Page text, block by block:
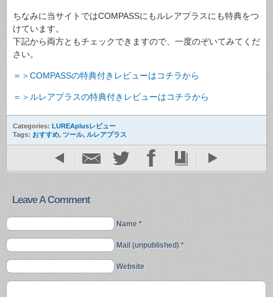
ちなみに当サイトではCOMPASSにもルレアプラスにも特典をつ
けています。
下記から両方ともチェックできますので、一度のぞいてみてくだ
さい。
＝＞COMPASSの特典付きレビューはコチラから
＝＞ ルレアプラスの特典付きレビューはコチラから
Categories: LUREAplusレビュー
Tags: おすすめ, ツール, ルレアプラス
Leave A Comment
Name *
Mail (unpublished) *
Website